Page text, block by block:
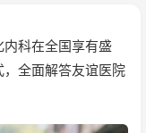
科在全国享有盛
全面解答友谊医院